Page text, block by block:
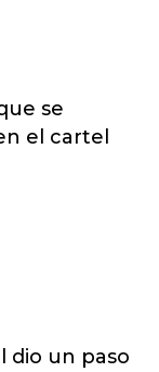
se
el cartel
dio un paso